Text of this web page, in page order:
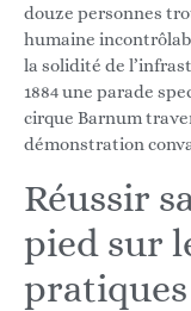
douze personnes
humaine
la solidité de
1884 une parade
cirque Barnum
démonstration
Réussir
pied sur
pratiques